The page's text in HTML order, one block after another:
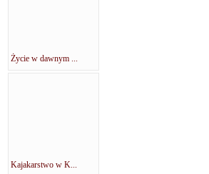
Życie w dawnym ...
Kajakarstwo w K...